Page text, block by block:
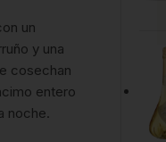
un
y una
cosechan
entero
noche.